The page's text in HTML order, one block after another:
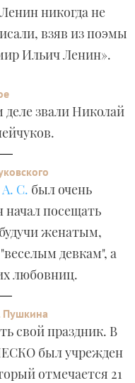
никогда не
взяв из поэмы
Ильич Ленин».
деле звали Николай
С. был очень
начал посещать
женатым,
девкам", а
любовниц.
Пушкина
свой праздник. В
был учрежден
отмечается 21